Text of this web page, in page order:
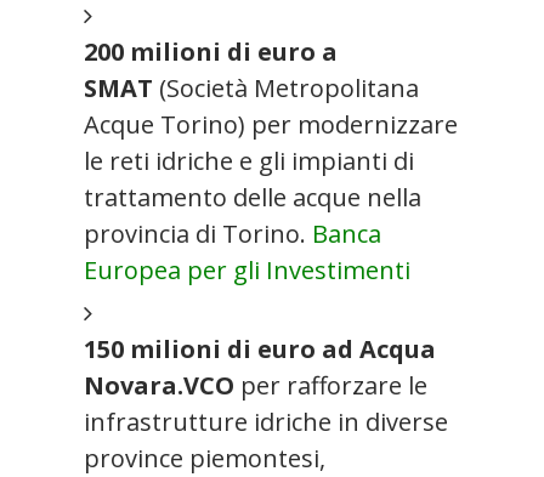
200 milioni di euro a
SMAT (Società Metropolitana
Acque Torino) per modernizzare
le reti idriche e gli impianti di
trattamento delle acque nella
provincia di Torino. Banca
Europea per gli Investimenti
150 milioni di euro ad Acqua
Novara.VCO per rafforzare le
infrastrutture idriche in diverse
province piemontesi,